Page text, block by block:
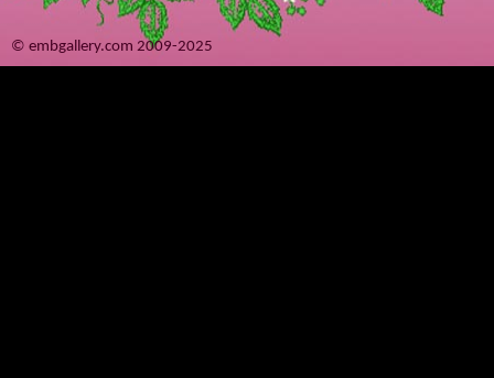
© embgallery.com 2009-2025